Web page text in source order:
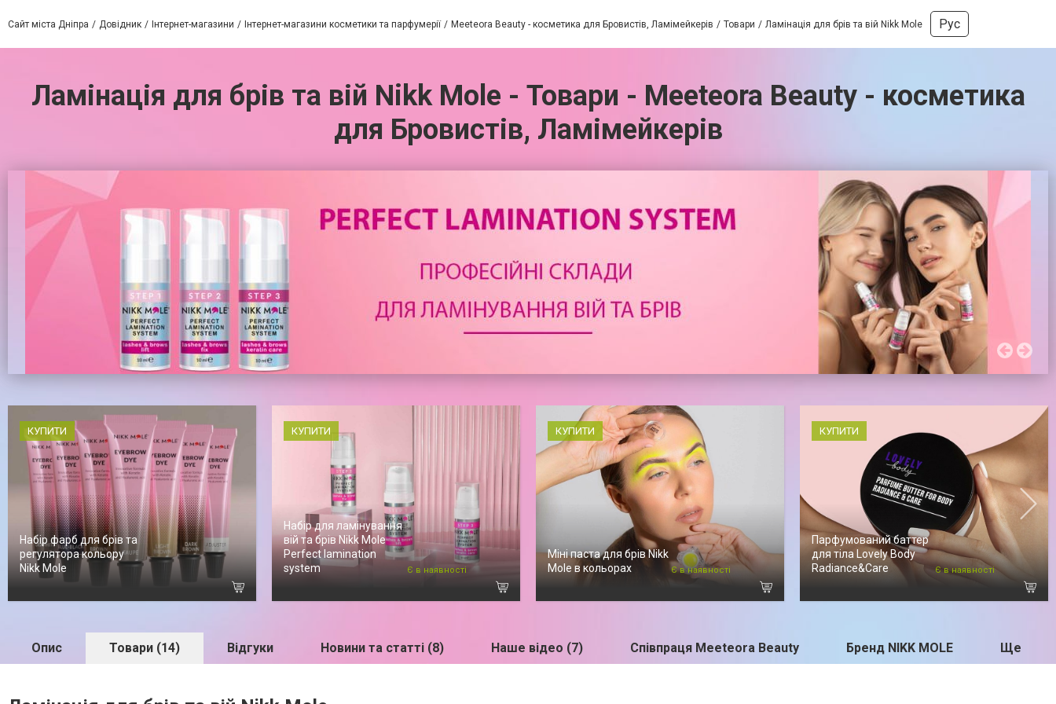
Сайт міста Дніпра Довідник Інтернет-магазини Інтернет-магазини косметики та парфумерії Meeteora Beauty - косметика для Бровистів, Ламімейкерів Товари Ламінація для брів та вій Nikk Mole Рус
Ламінація для брів та вій Nikk Mole - Товари - Meeteora Beauty - косметика
для Бровистів, Ламімейкерів
КУПИТИ
Набір фарб для брів та
регулятора кольору
Nikk Mole
КУПИТИ
Набір для ламінування
вій та брів Nikk Mole
Perfect lamination
system
Є в наявності
КУПИТИ
Міні паста для брів Nikk
Mole в кольорах
Є в наявності
КУПИТИ
Парфумований баттер
для тіла Lovely Body
Radiance&Care
Є в наявності
Опис Товари (14) Відгуки Новини та статті (8) Наше відео (7) Співпраця Meeteora Beauty Бренд NIKK MOLE Ще